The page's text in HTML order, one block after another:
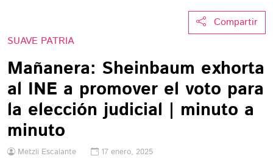
Compartir
SUAVE PATRIA
Mañanera: Sheinbaum exhorta
al INE a promover el voto para
la elección judicial | minuto a
minuto
Metzli Escalante 17 enero, 2025